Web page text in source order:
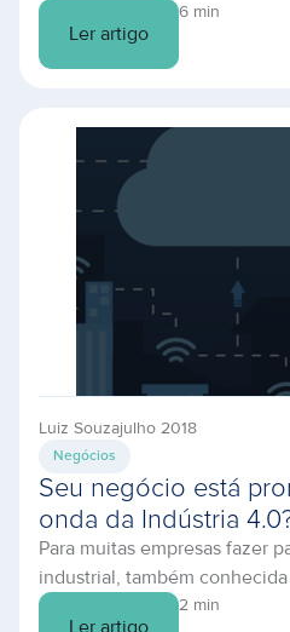
diz respeito a investimentos.
empresas demonstravam
balanço repleto de bens e
demanda atendida
necessário para tal solução. […]
Ler artigo
6 min
Luiz Souzajulho 2018
Negócios
Seu negócio está
onda da Indústria
Para muitas empresas fazer
industrial, também
uma realidade. Mas para
Ler artigo
2 min